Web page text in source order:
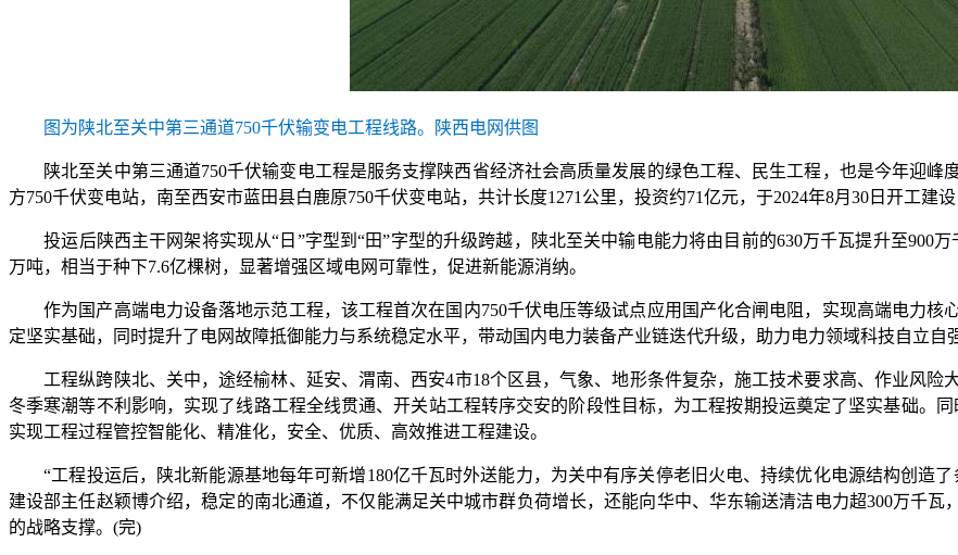
图为陕北至关中第三通道750千伏输变电工程线路。陕西电网供图
陕北至关中第三通道750千伏输变电工程是服务支撑陕西省经济社会高质量发展的绿色工程、民生工程，也是今年迎峰
方750千伏变电站，南至西安市蓝田县白鹿原750千伏变电站，共计长度1271公里，投资约71亿元，于2024年8月30日开工建设
投运后陕西主干网架将实现从“日”字型到“田”字型的升级跨越，陕北至关中输电能力将由目前的630万千瓦提升至900
万吨，相当于种下7.6亿棵树，显著增强区域电网可靠性，促进新能源消纳。
作为国产高端电力设备落地示范工程，该工程首次在国内750千伏电压等级试点应用国产化合闸电阻，实现高端电力核
定坚实基础，同时提升了电网故障抵御能力与系统稳定水平，带动国内电力装备产业链迭代升级，助力电力领域科技自立自
工程纵跨陕北、关中，途经榆林、延安、渭南、西安4市18个区县，气象、地形条件复杂，施工技术要求高、作业风险
冬季寒潮等不利影响，实现了线路工程全线贯通、开关站工程转序交安的阶段性目标，为工程按期投运奠定了坚实基础。
实现工程过程管控智能化、精准化，安全、优质、高效推进工程建设。
“工程投运后，陕北新能源基地每年可新增180亿千瓦时外送能力，为关中有序关停老旧火电、持续优化电源结构创造
建设部主任赵颖博介绍，稳定的南北通道，不仅能满足关中城市群负荷增长，还能向华中、华东输送清洁电力超300万千
的战略支撑。(完)